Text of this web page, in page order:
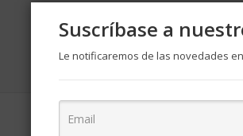
Suscríbase a
Le notificaremos de las novedades